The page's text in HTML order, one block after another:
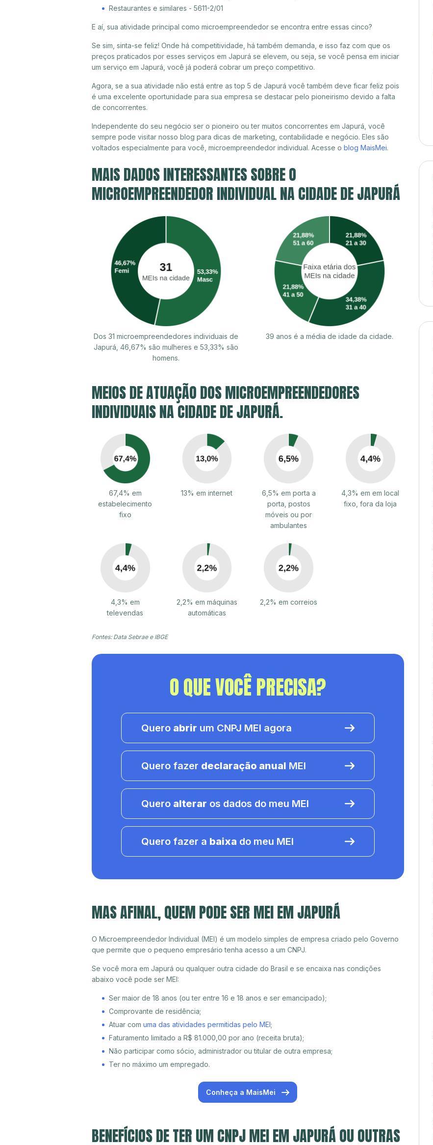
Restaurantes e similares - 5611-2/01
E aí, sua atividade principal como microempreendedor se encontra entre essas cinco?
Se sim, sinta-se feliz! Onde há competitividade, há também demanda, e isso faz com que os
preços praticados por esses serviços em Japurá se elevem, ou seja, se você pensa em iniciar
um serviço em Japurá, você já poderá cobrar um preço competitivo.
Agora, se a sua atividade não está entre as top 5 de Japurá você também deve ficar feliz pois
é uma excelente oportunidade para sua empresa se destacar pelo pioneirismo devido a falta
de concorrentes.
Independente do seu negócio ser o pioneiro ou ter muitos concorrentes em Japurá, você
sempre pode visitar nosso blog para dicas de marketing, contabilidade e negócio. Eles são
voltados especialmente para você, microempreendedor individual. Acesse o blog MaisMei.
MAIS DADOS INTERESSANTES SOBRE O
MICROEMPREENDEDOR INDIVIDUAL NA CIDADE DE JAPURÁ
Dos 31 microempreendedores individuais de
Japurá, 46,67% são mulheres e 53,33% são
homens.
39 anos é a média de idade da cidade.
MEIOS DE ATUAÇÃO DOS MICROEMPREENDEDORES
INDIVIDUAIS NA CIDADE DE JAPURÁ.
67,4% em
estabelecimento
fixo
13% em internet
6,5% em porta a
porta, postos
móveis ou por
ambulantes
4,3% em em local
fixo, fora da loja
4,3% em
televendas
2,2% em máquinas
automáticas
2,2% em correios
Fontes: Data Sebrae e IBGE
O QUE VOCÊ PRECISA?
Quero abrir um CNPJ MEI agora
Quero fazer declaração anual MEI
Quero alterar os dados do meu MEI
Quero fazer a baixa do meu MEI
MAS AFINAL, QUEM PODE SER MEI EM JAPURÁ
O Microempreendedor Individual (MEI) é um modelo simples de empresa criado pelo Governo
que permite que o pequeno empresário tenha acesso a um CNPJ.
Se você mora em Japurá ou qualquer outra cidade do Brasil e se encaixa nas condições
abaixo você pode ser MEI:
Ser maior de 18 anos (ou ter entre 16 e 18 anos e ser emancipado);
Comprovante de residência;
Atuar com uma das atividades permitidas pelo MEI;
Faturamento limitado a R$ 81.000,00 por ano (receita bruta);
Não participar como sócio, administrador ou titular de outra empresa;
Ter no máximo um empregado.
Conheça a MaisMei
BENEFÍCIOS DE TER UM CNPJ MEI EM JAPURÁ OU OUTRAS